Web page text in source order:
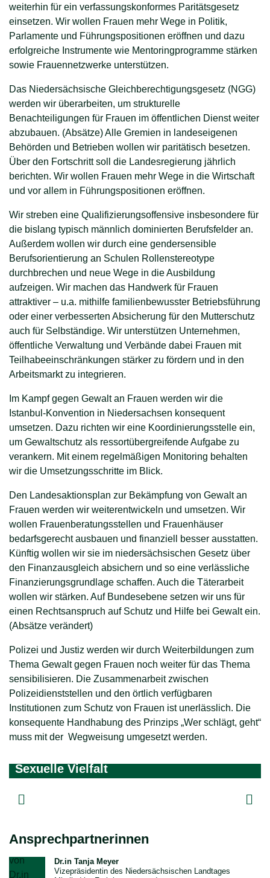
weiterhin für ein verfassungskonformes Paritätsgesetz
einsetzen. Wir wollen Frauen mehr Wege in Politik,
Parlamente und Führungspositionen eröffnen und dazu
erfolgreiche Instrumente wie Mentoringprogramme stärken
sowie Frauennetzwerke unterstützen.
Das Niedersächsische Gleichberechtigungsgesetz (NGG)
werden wir überarbeiten, um strukturelle
Benachteiligungen für Frauen im öffentlichen Dienst weiter
abzubauen. (Absätze) Alle Gremien in landeseigenen
Behörden und Betrieben wollen wir paritätisch besetzen.
Über den Fortschritt soll die Landesregierung jährlich
berichten. Wir wollen Frauen mehr Wege in die Wirtschaft
und vor allem in Führungspositionen eröffnen.
Wir streben eine Qualifizierungsoffensive insbesondere für
die bislang typisch männlich dominierten Berufsfelder an.
Außerdem wollen wir durch eine gendersensible
Berufsorientierung an Schulen Rollenstereotype
durchbrechen und neue Wege in die Ausbildung
aufzeigen. Wir machen das Handwerk für Frauen
attraktiver – u.a. mithilfe familienbewusster Betriebsführung
oder einer verbesserten Absicherung für den Mutterschutz
auch für Selbständige. Wir unterstützen Unternehmen,
öffentliche Verwaltung und Verbände dabei Frauen mit
Teilhabeeinschränkungen stärker zu fördern und in den
Arbeitsmarkt zu integrieren.
Im Kampf gegen Gewalt an Frauen werden wir die
Istanbul-Konvention in Niedersachsen konsequent
umsetzen. Dazu richten wir eine Koordinierungsstelle ein,
um Gewaltschutz als ressortübergreifende Aufgabe zu
verankern. Mit einem regelmäßigen Monitoring behalten
wir die Umsetzungsschritte im Blick.
Den Landesaktionsplan zur Bekämpfung von Gewalt an
Frauen werden wir weiterentwickeln und umsetzen. Wir
wollen Frauenberatungsstellen und Frauenhäuser
bedarfsgerecht ausbauen und finanziell besser ausstatten.
Künftig wollen wir sie im niedersächsischen Gesetz über
den Finanzausgleich absichern und so eine verlässliche
Finanzierungsgrundlage schaffen. Auch die Täterarbeit
wollen wir stärken. Auf Bundesebene setzen wir uns für
einen Rechtsanspruch auf Schutz und Hilfe bei Gewalt ein.
(Absätze verändert)
Polizei und Justiz werden wir durch Weiterbildungen zum
Thema Gewalt gegen Frauen noch weiter für das Thema
sensibilisieren. Die Zusammenarbeit zwischen
Polizeidienststellen und den örtlich verfügbaren
Institutionen zum Schutz von Frauen ist unerlässlich. Die
konsequente Handhabung des Prinzips „Wer schlägt, geht“
muss mit der Wegweisung umgesetzt werden.
THEMENSPECIAL
Sexuelle Vielfalt
Ansprechpartnerinnen
Dr.in Tanja Meyer
Vizepräsidentin des Niedersächsischen Landtages